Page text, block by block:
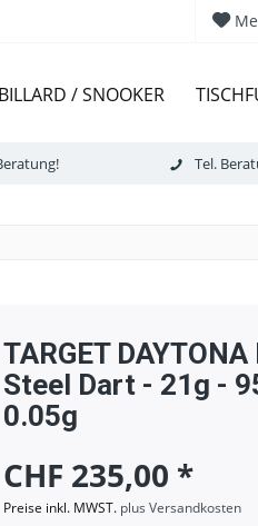
BILLARD / SNOOKER
Tel.
TARGET DAYTONA
Steel Dart - 21g -
0.05g
CHF 235,00 *
Preise inkl. MWST. plus Versandkosten